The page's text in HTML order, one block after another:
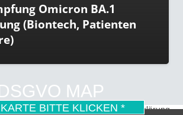
Omicron BA.1
(Biontech, Patienten
MAP
BITTE KLICKEN *